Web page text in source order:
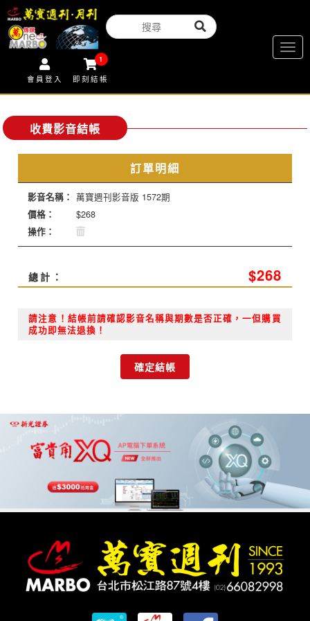
會員登入
1
即刻結帳
收費影音結帳
訂單明細
影音名稱： 萬寶週刊影音版 1572期
價格：
$268
操作：
總計： $268
請注意！結帳前請確認影音名稱與期數是否正確，一但購買
成功即無法退換！
確定結帳